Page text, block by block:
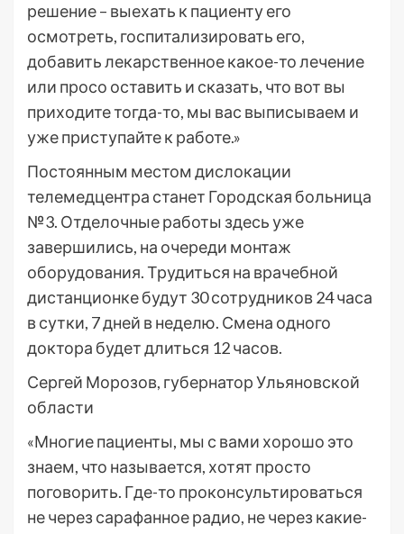
решение – выехать к пациенту его
осмотреть, госпитализировать его,
добавить лекарственное какое-то лечение
или просо оставить и сказать, что вот вы
приходите тогда-то, мы вас выписываем и
уже приступайте к работе.»
Постоянным местом дислокации
телемедцентра станет Городская больница
№3. Отделочные работы здесь уже
завершились, на очереди монтаж
оборудования. Трудиться на врачебной
дистанционке будут 30 сотрудников 24 часа
в сутки, 7 дней в неделю. Смена одного
доктора будет длиться 12 часов.
Сергей Морозов, губернатор Ульяновской
области
«Многие пациенты, мы с вами хорошо это
знаем, что называется, хотят просто
поговорить. Где-то проконсультироваться
не через сарафанное радио, не через какие-